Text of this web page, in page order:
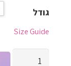
גודל
Size Guide